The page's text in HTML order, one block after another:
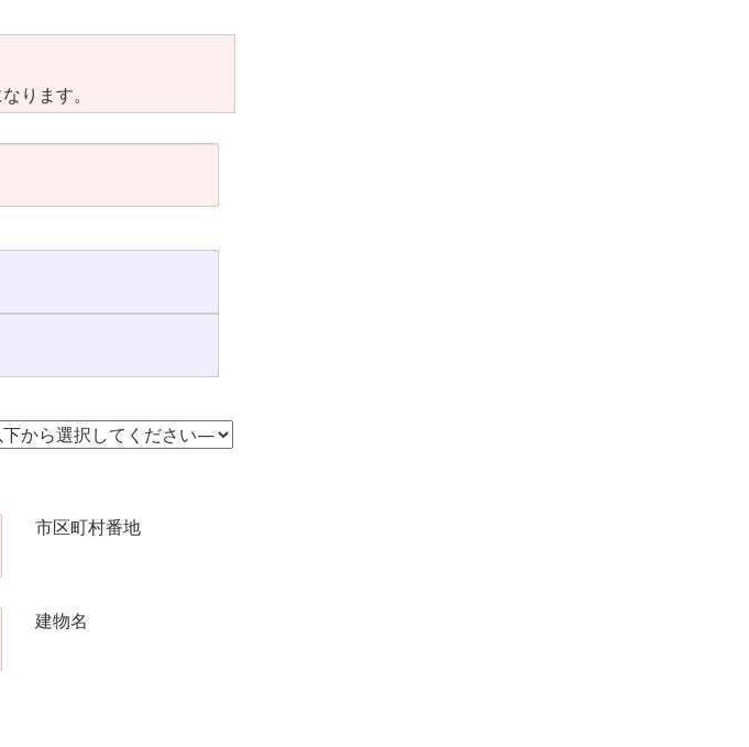
ります。
市区町村番地
建物名